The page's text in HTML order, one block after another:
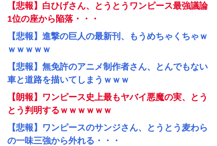
【悲報】白ひげさん、とうとうワンピース最強議論
1位の座から陥落・・・
【悲報】進撃の巨人の最新刊、もうめちゃくちゃｗ
ｗｗｗｗｗ
【悲報】無免許のアニメ制作者さん、とんでもない
車と道路を描いてしまうｗｗｗ
【朗報】ワンピース史上最もヤバイ悪魔の実、とう
とう判明するｗｗｗｗｗｗ
【悲報】ワンピースのサンジさん、とうとう麦わら
の一味三強から外れる・・・